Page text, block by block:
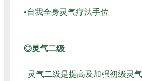
•自我全身灵气疗法手位
◎灵气二级
灵气二级是提高及加强初级灵